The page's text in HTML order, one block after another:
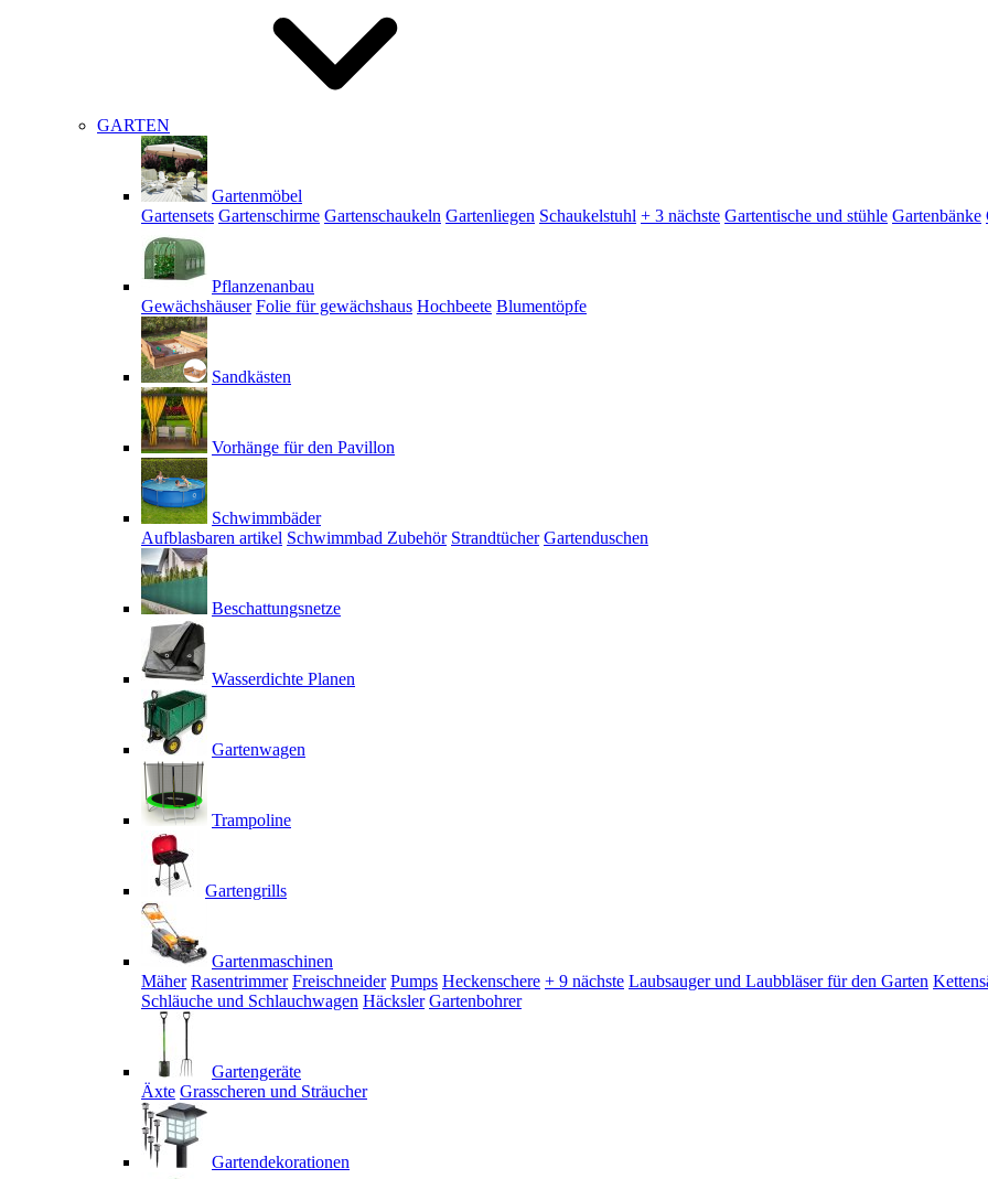
GARTEN
Gartenmöbel
Gartensets Gartenschirme Gartenschaukeln Gartenliegen Schaukelstuhl + 3 nächste Gartentische und stühle Gartenbänke
Pflanzenanbau
Gewächshäuser Folie für gewächshaus Hochbeete Blumentöpfe
Sandkästen
Vorhänge für den Pavillon
Schwimmbäder
Aufblasbaren artikel Schwimmbad Zubehör Strandtücher Gartenduschen
Beschattungsnetze
Wasserdichte Planen
Gartenwagen
Trampoline
Gartengrills
Gartenmaschinen
Mäher Rasentrimmer Freischneider Pumps Heckenschere + 9 nächste Laubsauger und Laubbläser für den Garten
Schläuche und Schlauchwagen Häcksler Gartenbohrer
Gartengeräte
Äxte Grasscheren und Sträucher
Gartendekorationen